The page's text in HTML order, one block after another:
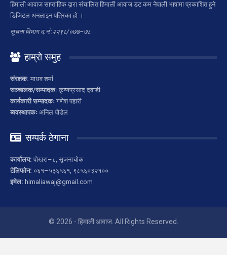
हिमाली आवाज साप्ताहिक द्वारा संचालित हिमाली आवाज डट कम नेपाली भाषामा प्रकाशित हुने
डिजिटल अनलाइन पत्रिका हो ।
सूचना विभाग द.नं.:२२९८/०७७–७८
हाम्रो समुह
संरक्षक: माधव शर्मा
सञ्चालक/सम्पादक: कृष्णप्रसाद दवाडी
कार्यकारी सम्पादकः गणेश पहारी
ब्यवस्थापकः अनिल पौडेल
सम्पर्क ठेगाना
कार्यालय: पोखरा–८, सृजनाचोक
टेलिफोन: ०६१–५३६५६१, ९८५६०३२१००
इमेल: himaliawaj@gmail.com
© 2026 - हिमाली आवाज. All Rights Reserved.